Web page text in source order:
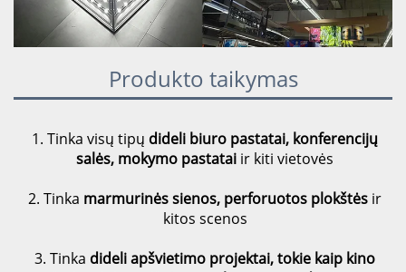
Produkto taikymas
1. Tinka visų tipų dideli biuro pastatai, konferencijų
salės, mokymo pastatai ir kiti vietovės
2. Tinka marmurinės sienos, perforuotos plokštės ir
kitos scenos
3. Tinka dideli apšvietimo projektai, tokie kaip kino